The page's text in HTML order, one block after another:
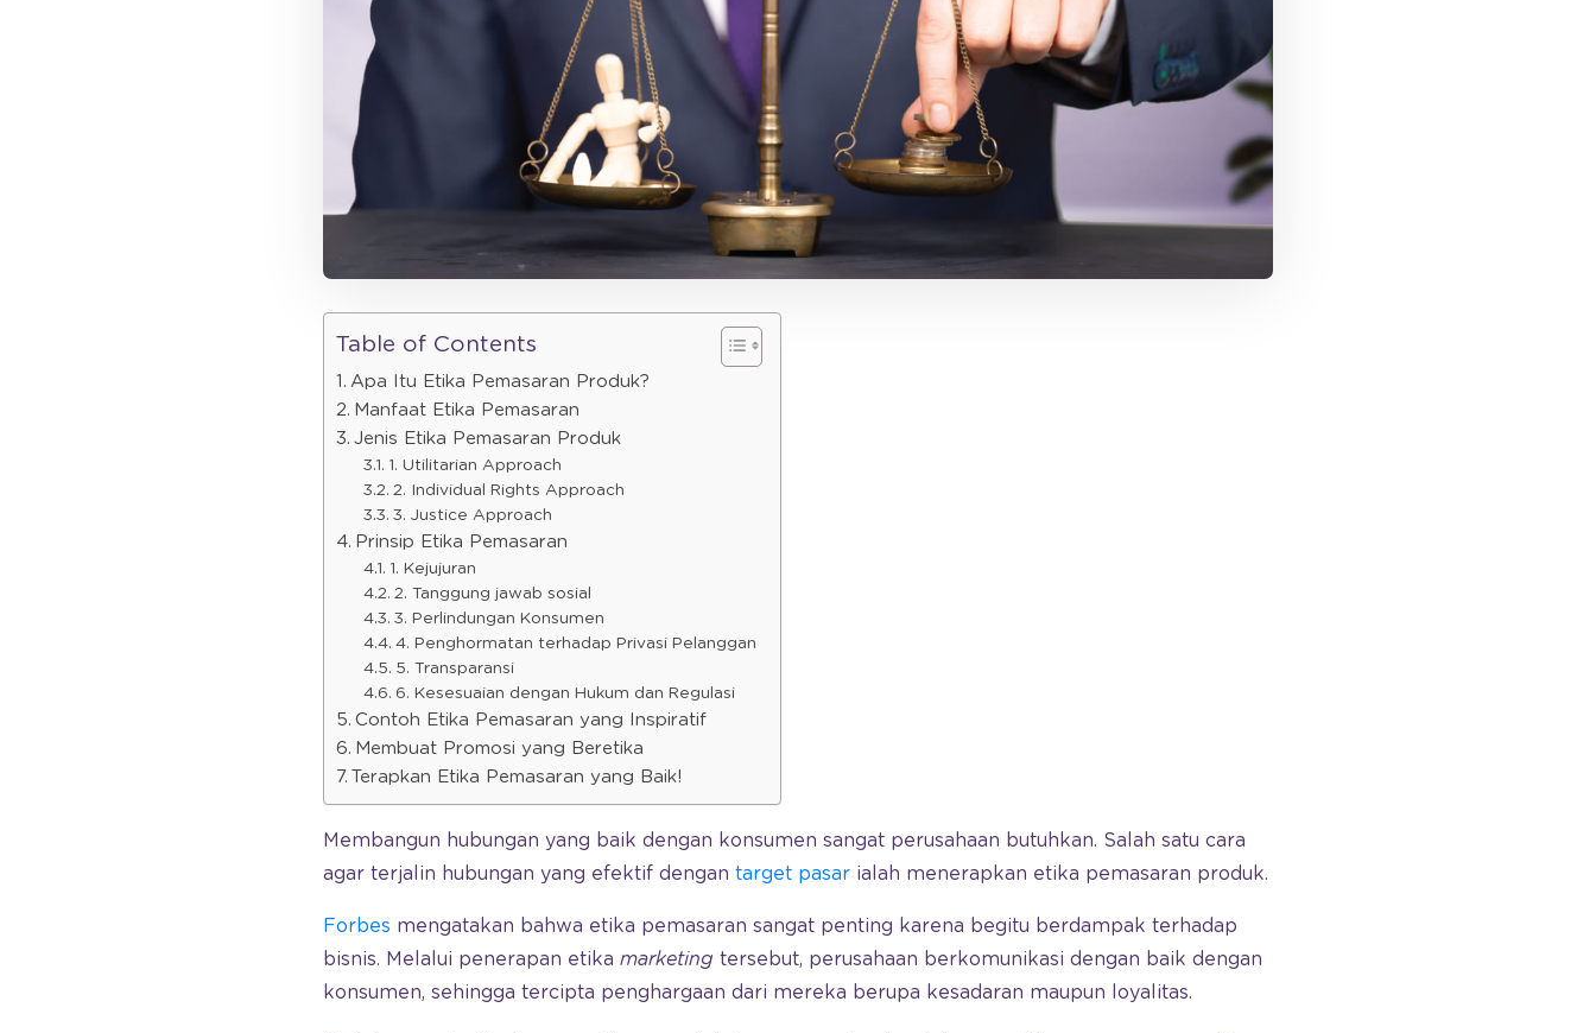
Table of Contents
Apa Itu Etika Pemasaran Produk?
Manfaat Etika Pemasaran
Jenis Etika Pemasaran Produk
1. Utilitarian Approach
2. Individual Rights Approach
3. Justice Approach
Prinsip Etika Pemasaran
1. Kejujuran
2. Tanggung jawab sosial
3. Perlindungan Konsumen
4. Penghormatan terhadap Privasi Pelanggan
5. Transparansi
6. Kesesuaian dengan Hukum dan Regulasi
Contoh Etika Pemasaran yang Inspiratif
Membuat Promosi yang Beretika
Terapkan Etika Pemasaran yang Baik!
Membangun hubungan yang baik dengan konsumen sangat perusahaan butuhkan. Salah satu cara
agar terjalin hubungan yang efektif dengan target pasar ialah menerapkan etika pemasaran produk.
Forbes mengatakan bahwa etika pemasaran sangat penting karena begitu berdampak terhadap
bisnis. Melalui penerapan etika marketing tersebut, perusahaan berkomunikasi dengan baik dengan
konsumen, sehingga tercipta penghargaan dari mereka berupa kesadaran maupun loyalitas.